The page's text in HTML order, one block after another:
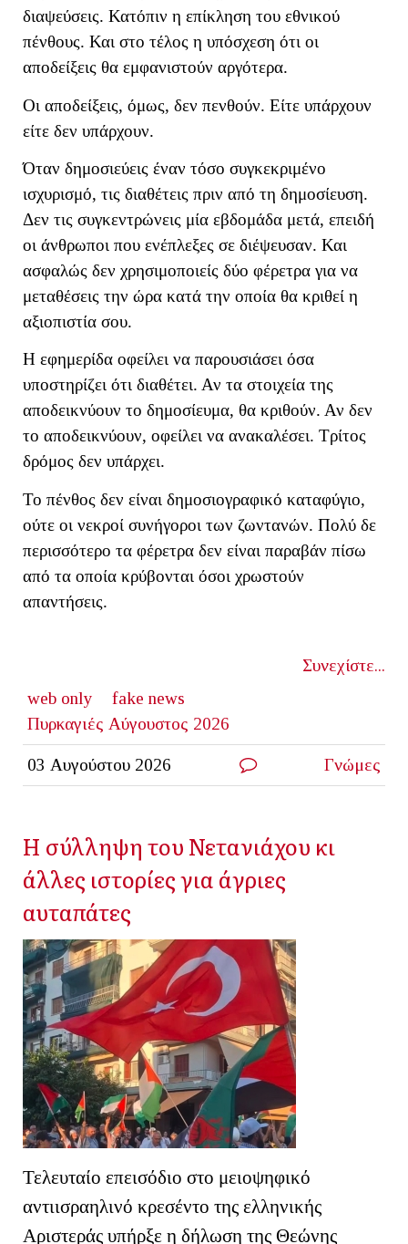
διαψεύσεις. Κατόπιν η επίκληση του εθνικού
πένθους. Και στο τέλος η υπόσχεση ότι οι
αποδείξεις θα εμφανιστούν αργότερα.
Οι αποδείξεις, όμως, δεν πενθούν. Είτε υπάρχουν
είτε δεν υπάρχουν.
Όταν δημοσιεύεις έναν τόσο συγκεκριμένο
ισχυρισμό, τις διαθέτεις πριν από τη δημοσίευση.
Δεν τις συγκεντρώνεις μία εβδομάδα μετά, επειδή
οι άνθρωποι που ενέπλεξες σε διέψευσαν. Και
ασφαλώς δεν χρησιμοποιείς δύο φέρετρα για να
μεταθέσεις την ώρα κατά την οποία θα κριθεί η
αξιοπιστία σου.
Η εφημερίδα οφείλει να παρουσιάσει όσα
υποστηρίζει ότι διαθέτει. Αν τα στοιχεία της
αποδεικνύουν το δημοσίευμα, θα κριθούν. Αν δεν
το αποδεικνύουν, οφείλει να ανακαλέσει. Τρίτος
δρόμος δεν υπάρχει.
Το πένθος δεν είναι δημοσιογραφικό καταφύγιο,
ούτε οι νεκροί συνήγοροι των ζωντανών. Πολύ δε
περισσότερο τα φέρετρα δεν είναι παραβάν πίσω
από τα οποία κρύβονται όσοι χρωστούν
απαντήσεις.
Συνεχίστε...
web only
fake news
Πυρκαγιές Αύγουστος 2026
03 Αυγούστου 2026 Γνώμες
Η σύλληψη του Νετανιάχου κι
άλλες ιστορίες για άγριες
αυταπάτες
Τελευταίο επεισόδιο στο μειοψηφικό
αντιισραηλινό κρεσέντο της ελληνικής
Αριστεράς υπήρξε η δήλωση της Θεώνης